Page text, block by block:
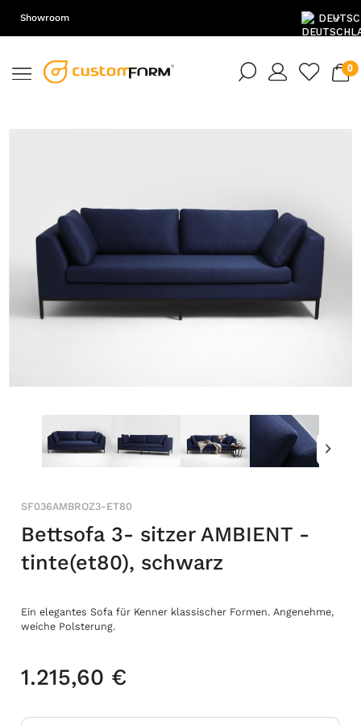
Showroom
SF036AMBROZ3-ET80
Bettsofa 3- sitzer AMBIENT -
tinte(et80), schwarz
Ein elegantes Sofa für Kenner klassischer Formen. Angenehme,
weiche Polsterung.
1.215,60 €